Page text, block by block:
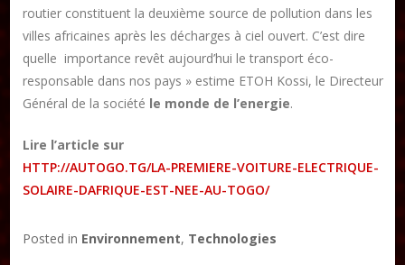
Publier un article
DON
Les ateliers d’écriture littéraire
Formation en Édition Numérique
routier constituent la deuxième source de pollution dans les
villes africaines après les décharges à ciel ouvert. C’est dire
quelle importance revêt aujourd’hui le transport éco-
responsable dans nos pays » estime ETOH Kossi, le Directeur
Général de la société le monde de l’energie.
Lire l’article sur
HTTP://AUTOGO.TG/LA-PREMIERE-VOITURE-ELECTRIQUE-
SOLAIRE-DAFRIQUE-EST-NEE-AU-TOGO/
Posted in Environnement, Technologies